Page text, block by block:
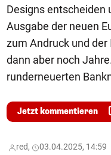
Designs entscheiden
Ausgabe der neuen
zum Andruck und
dann aber noch
runderneuerten
Jetzt kommentieren
red, 03.04.2025, 14:59